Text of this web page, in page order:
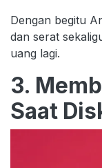
Dengan begitu
dan serat
uang lagi.
3.
Saat